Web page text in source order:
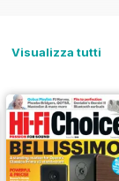
Visualizza tutti